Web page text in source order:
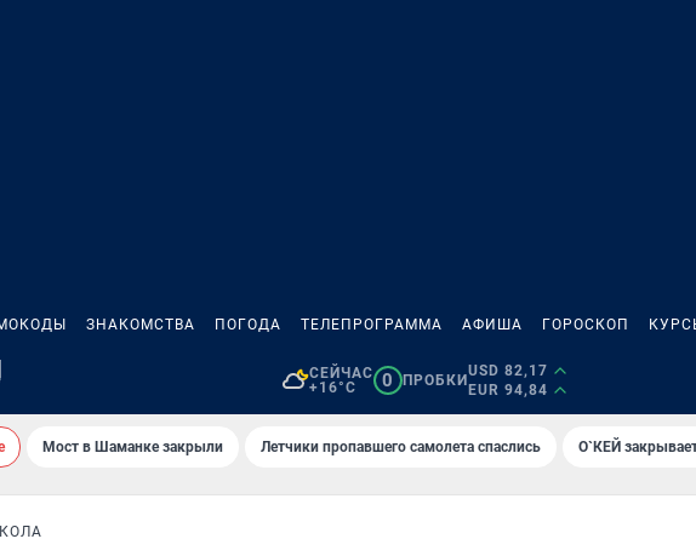
ЗНАКОМСТВА ПОГОДА ТЕЛЕПРОГРАММА АФИША ГОРОСКОП
СЕЙЧАС
+16°C
0 ПРОБКИ
USD 82,17
EUR 94,84
Мост в Шаманке закрыли Летчики пропавшего самолета спаслись О`КЕЙ